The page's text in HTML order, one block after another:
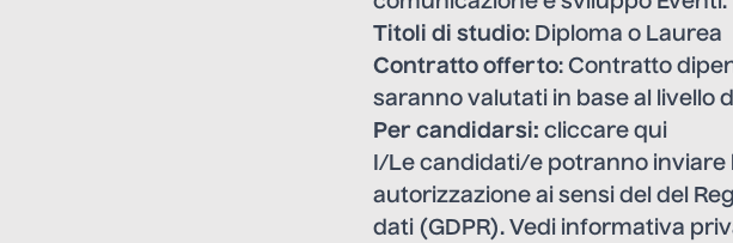
Titoli di studio: Diploma o Laurea
Contratto offerto: Contratto
saranno valutati in base al livello
Per candidarsi: cliccare qui
I/Le candidati/e potranno
autorizzazione ai sensi del del
dati (GDPR). Vedi informativa